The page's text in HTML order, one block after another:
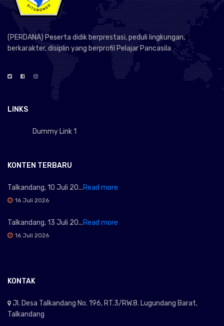
(PERDANA) Peserta didik berprestasi, peduli lingkungan,
berkarakter, disiplin yang berprofil Pelajar Pancasila
LINKS
Dummy Link 1
KONTEN TERBARU
Talkandang, 10 Juli 20...Read more
16 Juli 2026
Talkandang, 13 Juli 20...Read more
16 Juli 2026
KONTAK
Jl. Desa Talkandang No. 196, RT.3/RW.8. Lugundang Barat,
Talkandang